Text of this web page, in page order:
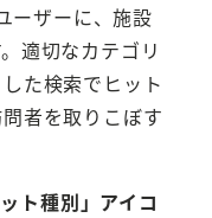
ーザーに、施設
適切なカテゴリ
た検索でヒット
者を取りこぼす
ト種別」アイコ